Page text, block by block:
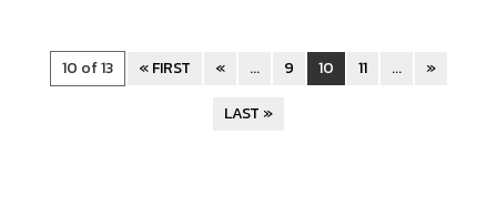
10 of 13 « FIRST « ... 9 10 11 ...
»
LAST »